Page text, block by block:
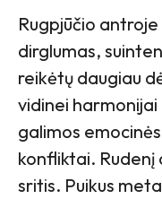
Rugpjūčio
dirglumas,
reikėtų daugiau
vidinei
galimos
konfliktai. Rudenį
sritis. Puikus